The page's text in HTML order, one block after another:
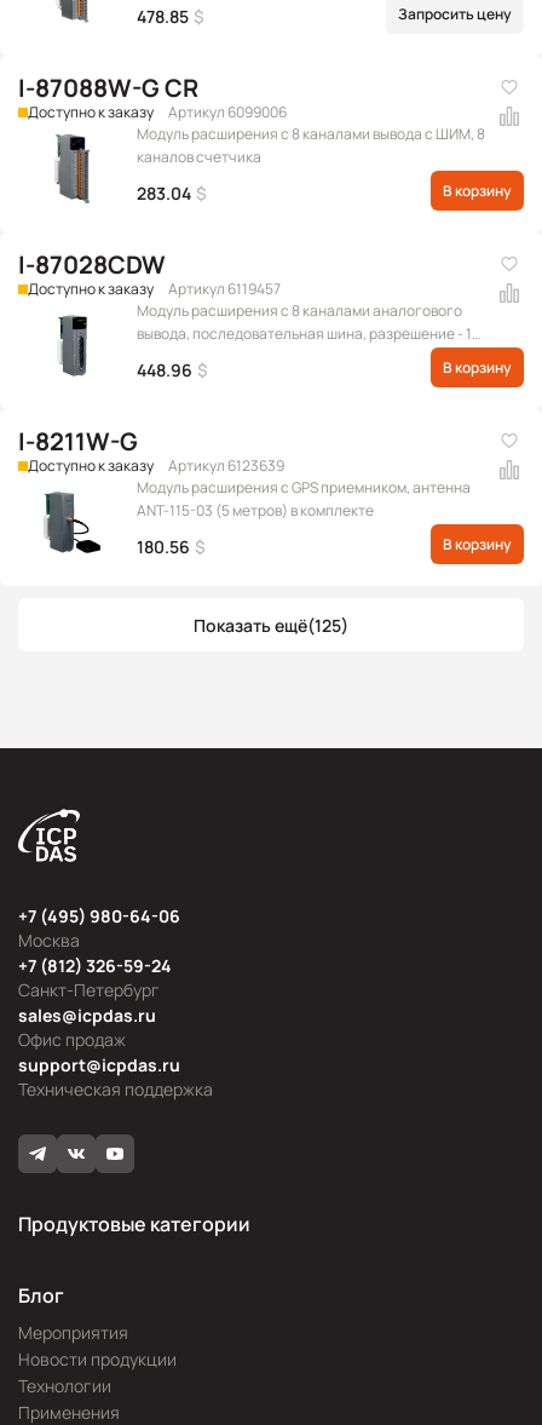
478.85 $ Запросить цену
I-87088W-G CR
Доступно к заказу
Артикул 6099006
Модуль расширения c 8 каналами вывода с ШИМ, 8
каналов счетчика
283.04 $ В корзину
I-87028CDW
Доступно к заказу
Артикул 6119457
Модуль расширения с 8 каналами аналогового
вывода, последовательная шина, разрешение - 12
бит, с межканальной изоляцией (Диапазон
выходных сигналов: 0 ~ +20 мА, +4 ~ +20 мА)
448.96 $ В корзину
I-8211W-G
Доступно к заказу
Артикул 6123639
Модуль расширения с GPS приемником, антенна
ANT-115-03 (5 метров) в комплекте
180.56 $ В корзину
Показать ещё(125)
Москва
+7 (495) 980-64-06
Офис продаж
sales@icpdas.ru
Санкт-Петербург
+7 (812) 326-59-24
Техническая поддержка
support@icpdas.ru
Продуктовые категории
Блог
Мероприятия
Новости продукции
Технологии
Применения